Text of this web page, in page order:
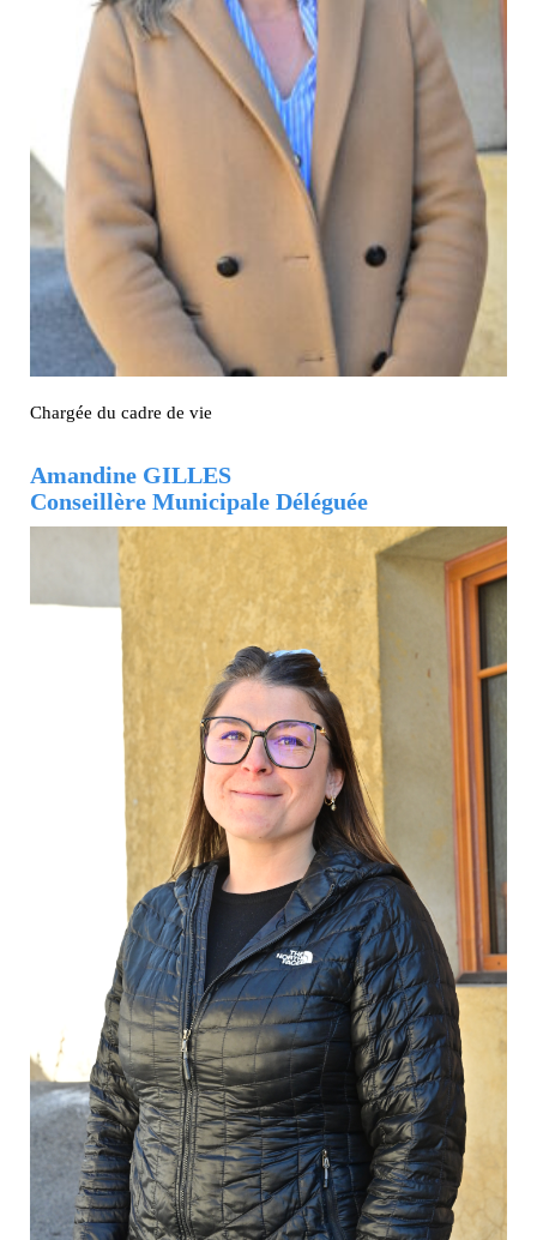
Chargée du cadre de vie
Amandine GILLES
Conseillère Municipale Déléguée